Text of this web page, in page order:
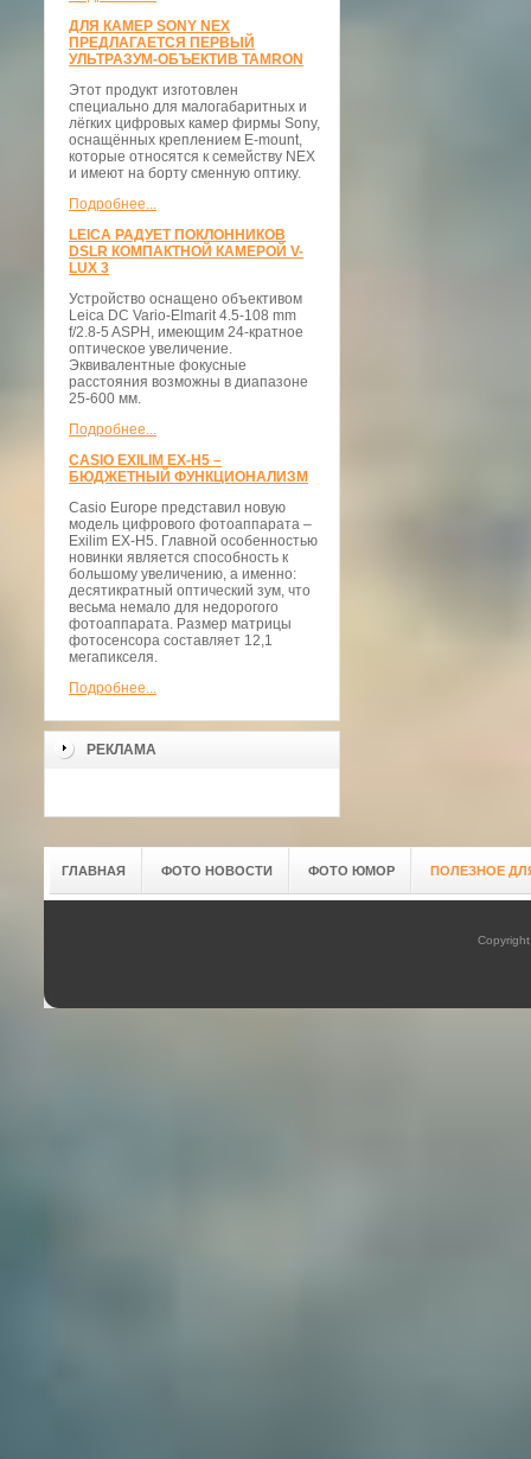
ДЛЯ КАМЕР SONY NEX
ПРЕДЛАГАЕТСЯ ПЕРВЫЙ
УЛЬТРАЗУМ-ОБЪЕКТИВ TAMRON
Этот продукт изготовлен
специально для малогабаритных и
лёгких цифровых камер фирмы Sony,
оснащённых креплением E-mount,
которые относятся к семейству NEX
и имеют на борту сменную оптику.
Подробнее...
LEICA РАДУЕТ ПОКЛОННИКОВ
DSLR КОМПАКТНОЙ КАМЕРОЙ V-
LUX 3
Устройство оснащено объективом
Leica DC Vario-Elmarit 4.5-108 mm
f/2.8-5 ASPH, имеющим 24-кратное
оптическое увеличение.
Эквивалентные фокусные
расстояния возможны в диапазоне
25-600 мм.
Подробнее...
CASIO EXILIM EX-H5 –
БЮДЖЕТНЫЙ ФУНКЦИОНАЛИЗМ
Casio Europe представил новую
модель цифрового фотоаппарата –
Exilim EX-H5. Главной особенностью
новинки является способность к
большому увеличению, а именно:
десятикратный оптический зум, что
весьма немало для недорогого
фотоаппарата. Размер матрицы
фотосенсора составляет 12,1
мегапикселя.
Подробнее...
РЕКЛАМА
ГЛАВНАЯ ФОТО НОВОСТИ ФОТО ЮМОР ПОЛЕЗНОЕ